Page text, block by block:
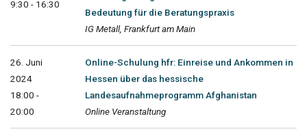
9:30 - 16:30
Bedeutung für die Beratungspraxis
IG Metall, Frankfurt am Main
26. Juni
2024
18:00 -
20:00
Online-Schulung hfr: Einreise und Ankommen in
Hessen über das hessische
Landesaufnahmeprogramm Afghanistan
Online Veranstaltung